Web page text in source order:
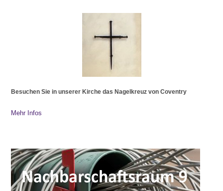
Besuchen Sie in unserer Kirche das Nagelkreuz von Coventry
Mehr Infos